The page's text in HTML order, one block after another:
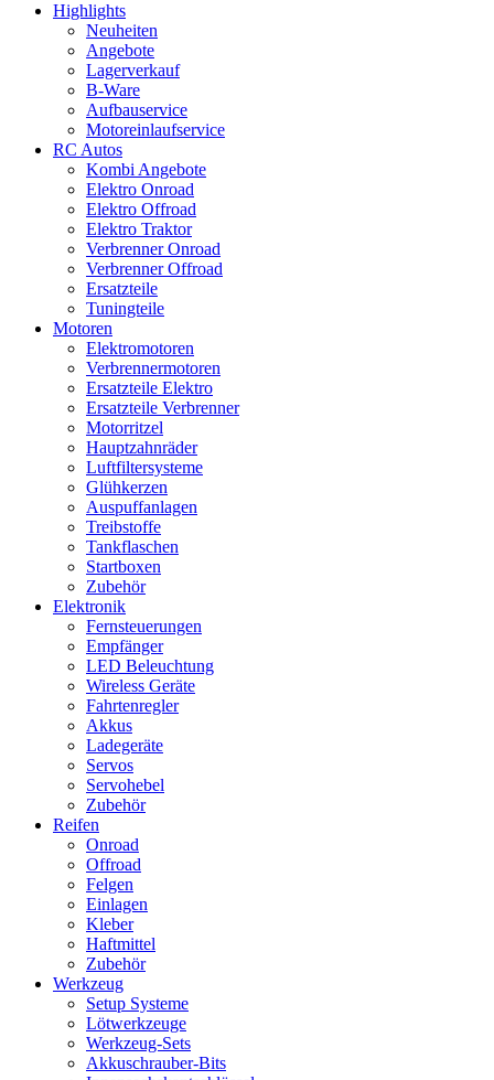
Highlights
Neuheiten
Angebote
Lagerverkauf
B-Ware
Aufbauservice
Motoreinlaufservice
RC Autos
Kombi Angebote
Elektro Onroad
Elektro Offroad
Elektro Traktor
Verbrenner Onroad
Verbrenner Offroad
Ersatzteile
Tuningteile
Motoren
Elektromotoren
Verbrennermotoren
Ersatzteile Elektro
Ersatzteile Verbrenner
Motorritzel
Hauptzahnräder
Luftfiltersysteme
Glühkerzen
Auspuffanlagen
Treibstoffe
Tankflaschen
Startboxen
Zubehör
Elektronik
Fernsteuerungen
Empfänger
LED Beleuchtung
Wireless Geräte
Fahrtenregler
Akkus
Ladegeräte
Servos
Servohebel
Zubehör
Reifen
Onroad
Offroad
Felgen
Einlagen
Kleber
Haftmittel
Zubehör
Werkzeug
Setup Systeme
Lötwerkzeuge
Werkzeug-Sets
Akkuschrauber-Bits